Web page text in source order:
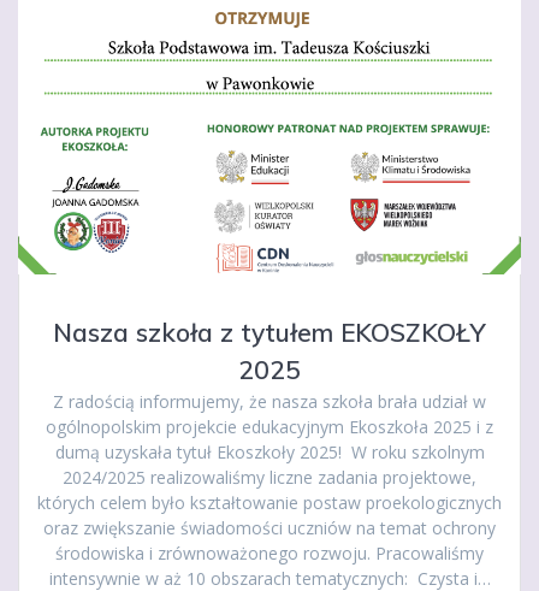
Nasza szkoła z tytułem EKOSZKOŁY
2025
Z radością informujemy, że nasza szkoła brała udział w
ogólnopolskim projekcie edukacyjnym Ekoszkoła 2025 i z
dumą uzyskała tytuł Ekoszkoły 2025! W roku szkolnym
2024/2025 realizowaliśmy liczne zadania projektowe,
których celem było kształtowanie postaw proekologicznych
oraz zwiększanie świadomości uczniów na temat ochrony
środowiska i zrównoważonego rozwoju. Pracowaliśmy
intensywnie w aż 10 obszarach tematycznych: Czysta i…